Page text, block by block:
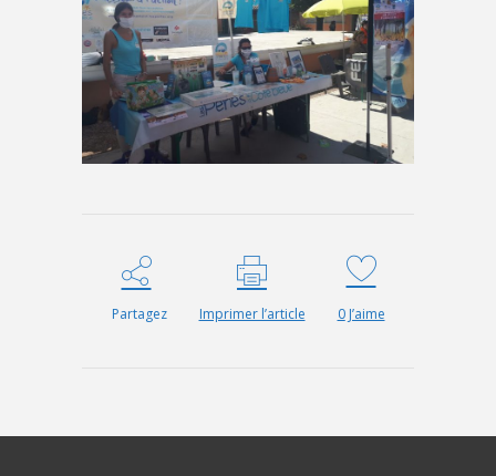
Partagez Imprimer l’article 0J’aime